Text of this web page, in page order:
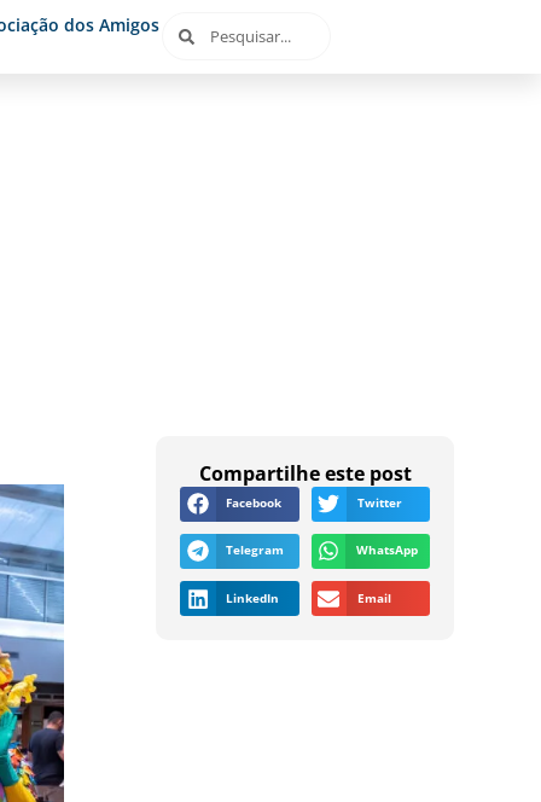
dos Amigos
Compartilhe este post
Facebook Twitter
Telegram WhatsApp
LinkedIn Email